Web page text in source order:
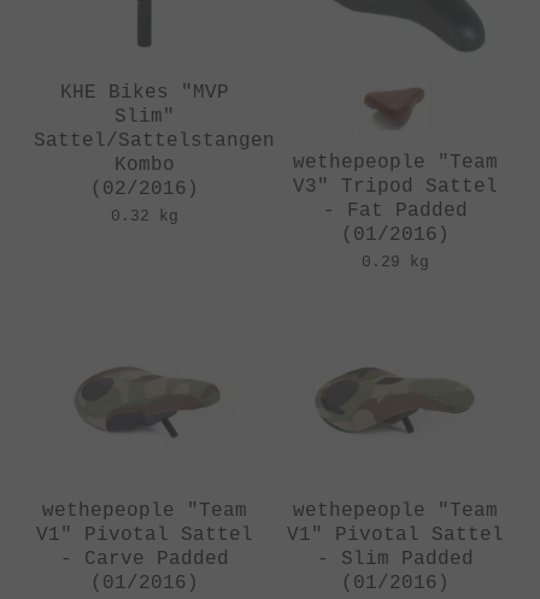
KHE Bikes "MVP
Slim"
Sattel/Sattelstangen
Kombo
(02/2016)
0.32 kg
wethepeople "Team
V3" Tripod Sattel
- Fat Padded
(01/2016)
0.29 kg
wethepeople "Team
V1" Pivotal Sattel
- Carve Padded
(01/2016)
wethepeople "Team
V1" Pivotal Sattel
- Slim Padded
(01/2016)